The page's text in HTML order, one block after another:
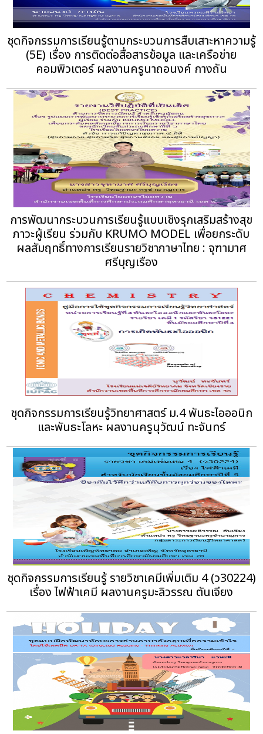
ชุดกิจกรรมการเรียนรู้ตามกระบวนการสืบเสาะหาความรู้
(5E) เรื่อง การติดต่อสื่อสารข้อมูล และเครือข่าย
คอมพิวเตอร์ ผลงานครูนาถอนงค์ กางถัน
การพัฒนากระบวนการเรียนรู้แบบเชิงรุกเสริมสร้างสุข
ภาวะผู้เรียน ร่วมกับ KRUMO MODEL เพื่อยกระดับ
ผลสัมฤทธิ์ทางการเรียนรายวิชาภาษาไทย : จุฑามาศ
ศรีบุญเรือง
ชุดกิจกรรมการเรียนรู้วิทยาศาสตร์ ม.4 พันธะไอออนิก
และพันธะโลหะ ผลงานครูนุวัฒน์ ทะจันทร์
ชุดกิจกรรมการเรียนรู้ รายวิชาเคมีเพิ่มเติม 4 (ว30224)
เรื่อง ไฟฟ้าเคมี ผลงานครูมะลิวรรณ ตันเจียง